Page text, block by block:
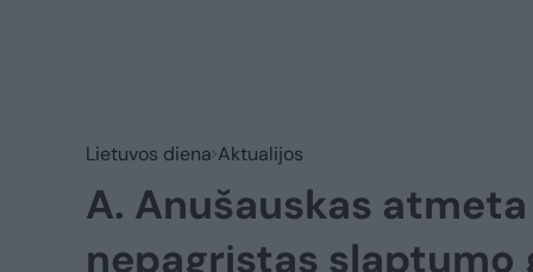
Lietuvos diena Aktualijos
A. Anušauskas
nepagrįstas slaptumo